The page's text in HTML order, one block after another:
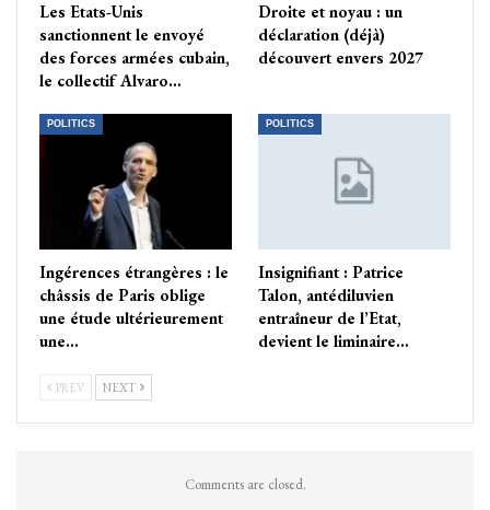
Les Etats-Unis
sanctionnent le envoyé
des forces armées cubain,
le collectif Alvaro…
Droite et noyau : un
déclaration (déjà)
découvert envers 2027
POLITICS
Ingérences étrangères : le
châssis de Paris oblige
une étude ultérieurement
une…
POLITICS
Insignifiant : Patrice
Talon, antédiluvien
entraîneur de l’Etat,
devient le liminaire…
PREV NEXT
Comments are closed.